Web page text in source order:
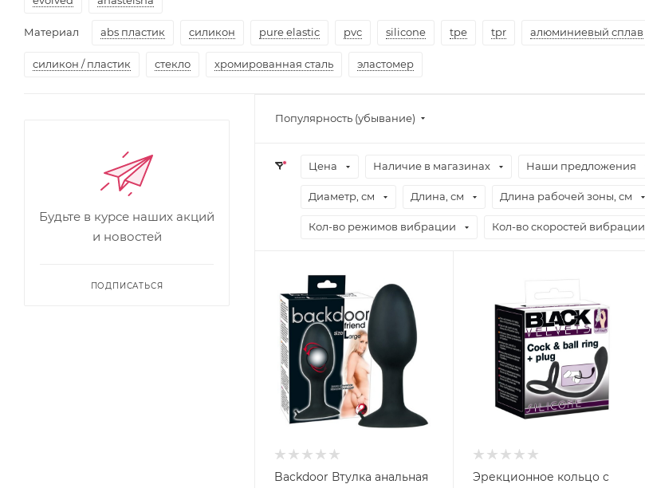
Материал abs пластик cиликон pure elastic pvc silicone tpe tpr алюминиевый сплав
силикон / пластик стекло хромированная сталь эластомер
Популярность (убывание)
Цена Наличие в магазинах Наши предложения
Диаметр, см Длина, см Длина рабочей зоны, см
Кол-во режимов вибрации Кол-во скоростей вибрации
Backdoor Втулка анальная
Эрекционное кольцо с
Будьте в курсе наших акций
и новостей
ПОДПИСАТЬСЯ